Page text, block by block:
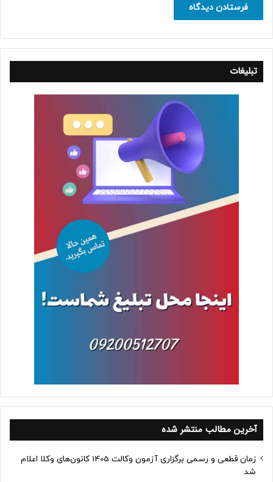
تبلیغات
آخرین مطالب منتشر شده
زمان قطعی و رسمی برگزاری آزمون وکالت 1405 کانون‌های وکلا اعلام
شد